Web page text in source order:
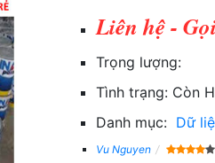
Liên hệ -
Trọng lượng:
Tình trạng: Còn
Danh mục: Dữ
Vu Nguyen